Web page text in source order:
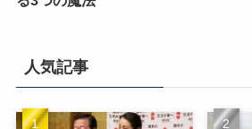
人気記事